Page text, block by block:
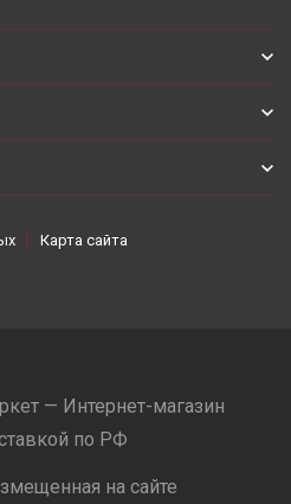
Карта сайта
— Интернет-магазин
по РФ
на сайте